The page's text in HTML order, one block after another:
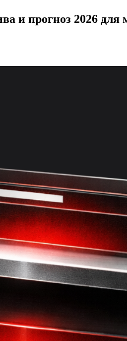
и прогноз 2026 для